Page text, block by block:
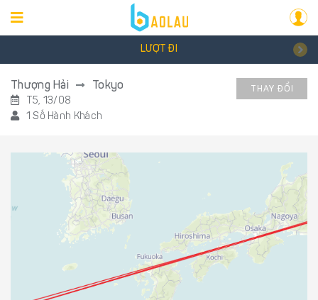
LƯỢT ĐI
Thượng Hải Tokyo
T5, 13/08
1 Số Hành Khách
THAY ĐỔI